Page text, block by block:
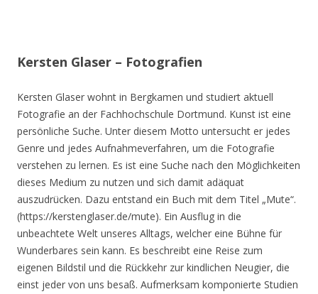
Kersten Glaser – Fotografien
Kersten Glaser wohnt in Bergkamen und studiert aktuell
Fotografie an der Fachhochschule Dortmund. Kunst ist eine
persönliche Suche. Unter diesem Motto untersucht er jedes
Genre und jedes Aufnahmeverfahren, um die Fotografie
verstehen zu lernen. Es ist eine Suche nach den Möglichkeiten
dieses Medium zu nutzen und sich damit adäquat
auszudrücken. Dazu entstand ein Buch mit dem Titel „Mute“.
(https://kerstenglaser.de/mute). Ein Ausflug in die
unbeachtete Welt unseres Alltags, welcher eine Bühne für
Wunderbares sein kann. Es beschreibt eine Reise zum
eigenen Bildstil und die Rückkehr zur kindlichen Neugier, die
einst jeder von uns besaß. Aufmerksam komponierte Studien